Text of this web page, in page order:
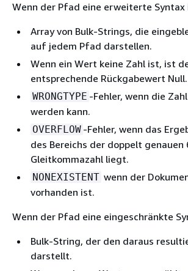
Wenn der Pfad eine erweiterte Syntax
Array von Bulk-Strings, die
auf jedem Pfad darstellen.
Wenn ein Wert keine Zahl ist, ist
entsprechende Rückgabewert Null.
WRONGTYPE -Fehler, wenn die
werden kann.
OVERFLOW -Fehler, wenn das
des Bereichs der doppelt genauen
Gleitkommazahl liegt.
NONEXISTENT wenn der
vorhanden ist.
Wenn der Pfad eine eingeschränkte
Bulk-String, der den daraus
darstellt.